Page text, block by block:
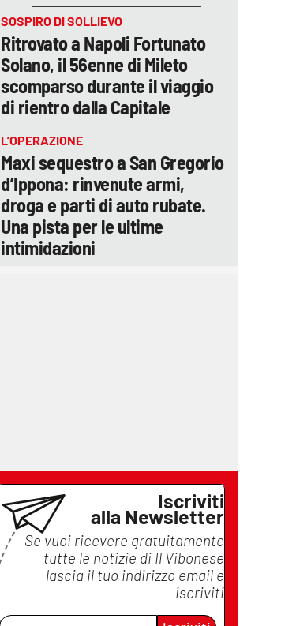
SOSPIRO DI SOLLIEVO
Ritrovato a Napoli Fortunato
Solano, il 56enne di Mileto
scomparso durante il viaggio
di rientro dalla Capitale
L’OPERAZIONE
Maxi sequestro a San Gregorio
d’Ippona: rinvenute armi,
droga e parti di auto rubate.
Una pista per le ultime
intimidazioni
Iscriviti
alla Newsletter
Se vuoi ricevere gratuitamente
tutte le notizie di Il Vibonese
lascia il tuo indirizzo email e
iscriviti